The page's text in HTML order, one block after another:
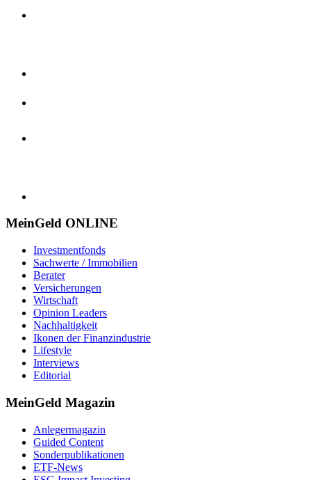
MeinGeld ONLINE
Investmentfonds
Sachwerte / Immobilien
Berater
Versicherungen
Wirtschaft
Opinion Leaders
Nachhaltigkeit
Ikonen der Finanzindustrie
Lifestyle
Interviews
Editorial
MeinGeld Magazin
Anlegermagazin
Guided Content
Sonderpublikationen
ETF-News